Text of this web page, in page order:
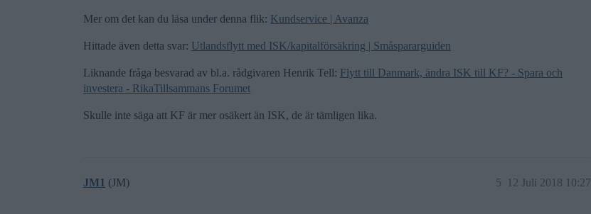
Mer om det kan du läsa under denna flik: Kundservice | Avanza
Hittade även detta svar: Utlandsflytt med ISK/kapitalförsäkring | Småspararguiden
Liknande fråga besvarad av bl.a. rådgivaren Henrik Tell: Flytt till Danmark, ändra ISK till KF? - Spara och
investera - RikaTillsammans Forumet
Skulle inte säga att KF är mer osäkert än ISK, de är tämligen lika.
JM1 (JM) 12 Juli 2018 10:27
5